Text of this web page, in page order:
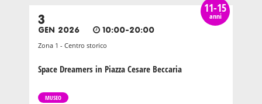
11-15
anni
3
GEN 2026 10:00-20:00
Zona 1 - Centro storico
Space Dreamers in Piazza Cesare Beccaria
MUSEO